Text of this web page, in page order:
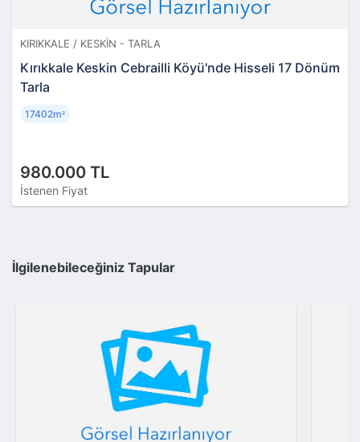
KIRIKKALE / KESKIN - TARLA
Kırıkkale Keskin Cebrailli Köyü'nde Hisseli 17 Dönüm
Tarla
980.000 TL
İstenen Fiyat
17402m²
İlgilenebileceğiniz Tapular